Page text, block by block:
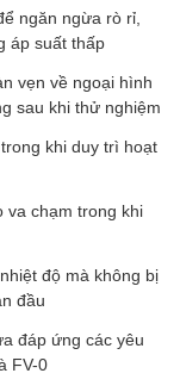
ngăn ngừa rò rỉ,
áp suất thấp
vẹn về ngoại hình
sau khi thử nghiệm
khi duy trì hoạt
va chạm trong khi
độ mà không bị
đầu
đáp ứng các yêu
FV-0